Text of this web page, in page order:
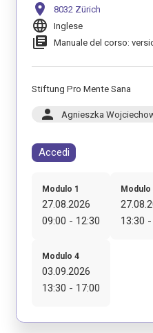
location_on 8032 Zürich
language Inglese
library_books Manuale del corso:
Stiftung Pro Mente Sana
person Agnieszka
Accedi
Modulo 1
27.08.2026
09:00 - 12:30
Modulo
13:30
Modulo 4
03.09.2026
13:30 - 17:00